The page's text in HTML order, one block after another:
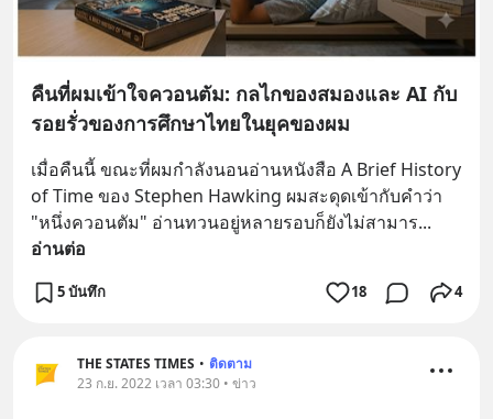
คืนที่ผมเข้าใจควอนตัม: กลไกของสมองและ AI กับ
รอยรั่วของการศึกษาไทยในยุคของผม
เมื่อคืนนี้ ขณะที่ผมกำลังนอนอ่านหนังสือ A Brief History
of Time ของ Stephen Hawking ผมสะดุดเข้ากับคำว่า
"หนึ่งควอนตัม" อ่านทวนอยู่หลายรอบก็ยังไม่สามาร
อ่านต่อ
5 บันทึก 18 4
THE STATES TIMES • ติดตาม
23 ก.ย. 2022 เวลา 03:30 • ข่าว